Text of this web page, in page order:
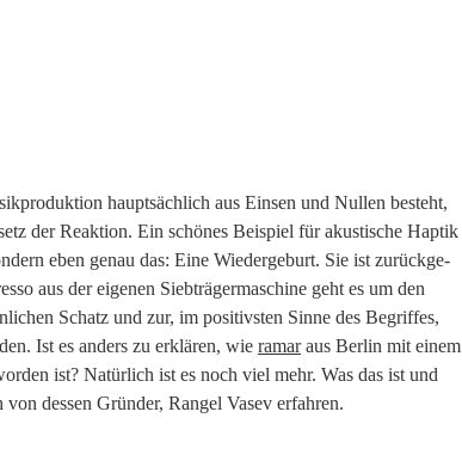
haupt­säch­lich aus Ein­sen und Nul­len besteht,
der Reak­ti­on. Ein schö­nes Bei­spiel für akus­ti­sche Hap­tik
eben genau das: Eine Wie­der­ge­burt. Sie ist zurück­ge­
aus der eige­nen Sieb­trä­ger­ma­schi­ne geht es um den
Schatz und zur, im posi­tivs­ten Sin­ne des Begrif­fes,
Ist es anders zu erklä­ren, wie ramaraus Ber­lin mit einem
ist? Natür­lich ist es noch viel mehr. Was das ist und
des­sen Grün­der, Ran­gel Vasev erfahren.